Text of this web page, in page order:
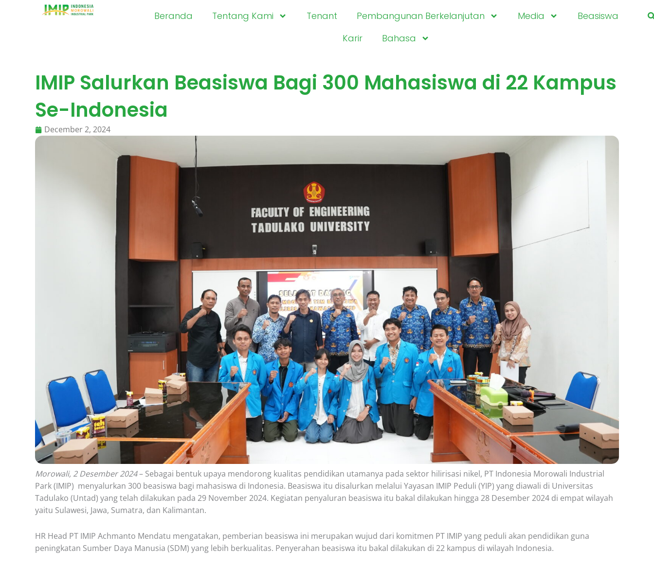
Beranda Tentang Kami Tenant Pembangunan Berkelanjutan Media
Beasiswa
Karir
Bahasa
IMIP Salurkan Beasiswa Bagi 300 Mahasiswa di 22 Kampus
Se-Indonesia
December 2, 2024
Morowali, 2 Desember 2024– Sebagai bentuk upaya mendorong kualitas pendidikan utamanya pada sektor hilirisasi nikel, PT Indonesia Morowali Industrial
Park (IMIP) menyalurkan 300 beasiswa bagi mahasiswa di Indonesia. Beasiswa itu disalurkan melalui Yayasan IMIP Peduli (YIP) yang diawali di Universitas
Tadulako (Untad) yang telah dilakukan pada 29 November 2024. Kegiatan penyaluran beasiswa itu bakal dilakukan hingga 28 Desember 2024 di empat wilayah
yaitu Sulawesi, Jawa, Sumatra, dan Kalimantan.
HR Head PT IMIP Achmanto Mendatu mengatakan, pemberian beasiswa ini merupakan wujud dari komitmen PT IMIP yang peduli akan pendidikan guna
peningkatan Sumber Daya Manusia (SDM) yang lebih berkualitas. Penyerahan beasiswa itu bakal dilakukan di 22 kampus di wilayah Indonesia.